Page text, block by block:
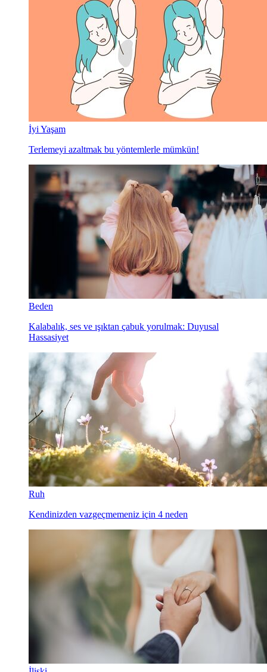
İyi Yaşam
Terlemeyi azaltmak bu yöntemlerle mümkün!
Beden
Kalabalık, ses ve ışıktan çabuk yorulmak: Duyusal
Hassasiyet
Ruh
Kendinizden vazgeçmemeniz için 4 neden